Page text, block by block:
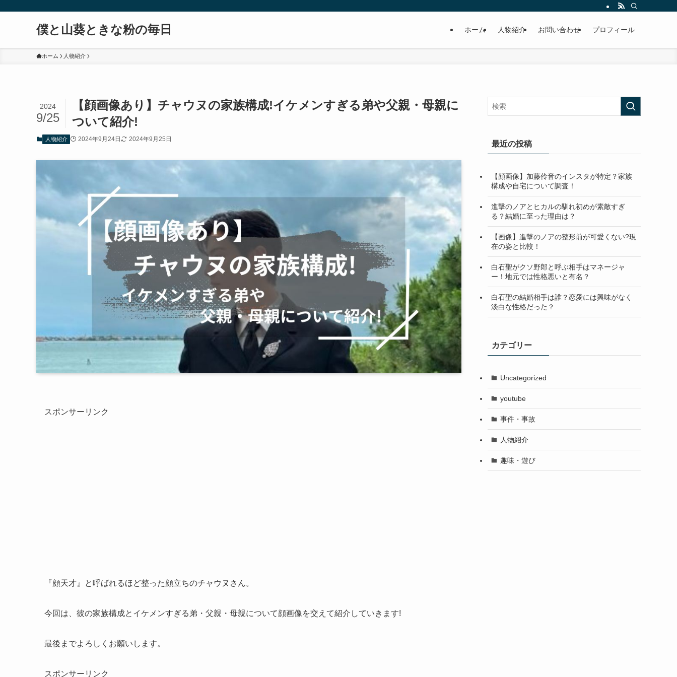
僕と山葵ときな粉の毎日 ホーム 人物紹介 お問い合わせ プロフィール
ホーム 人物紹介
【顔画像あり】チャウヌの家族構成!イケメンすぎる弟や父親・母親に
ついて紹介!
2024
9/25
人物紹介 2024年9月24日 2024年9月25日
スポンサーリンク
『顔天才』と呼ばれるほど整った顔立ちのチャウヌさん。
今回は、彼の家族構成とイケメンすぎる弟・父親・母親について顔画像を交えて紹介していきます!
最後までよろしくお願いします。
スポンサーリンク
最近の投稿
【顔画像】加藤伶音のインスタが特定？家族
構成や自宅について調査！
進撃のノアとヒカルの馴れ初めが素敵すぎ
る？結婚に至った理由は？
【画像】進撃のノアの整形前が可愛くない?現
在の姿と比較！
白石聖がクソ野郎と呼ぶ相手はマネージャ
ー！地元では性格悪いと有名？
白石聖の結婚相手は誰？恋愛には興味がなく
淡白な性格だった？
カテゴリー
Uncategorized
youtube
事件・事故
人物紹介
趣味・遊び